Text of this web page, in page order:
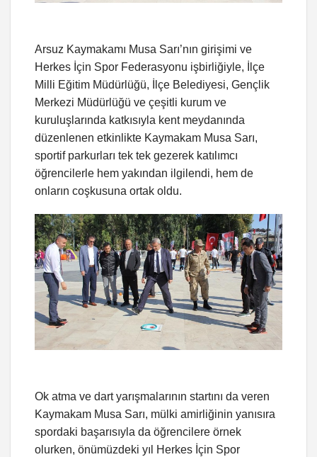
Arsuz Kaymakamı Musa Sarı’nın girişimi ve
Herkes İçin Spor Federasyonu işbirliğiyle, İlçe
Milli Eğitim Müdürlüğü, İlçe Belediyesi, Gençlik
Merkezi Müdürlüğü ve çeşitli kurum ve
kuruluşlarında katkısıyla kent meydanında
düzenlenen etkinlikte Kaymakam Musa Sarı,
sportif parkurları tek tek gezerek katılımcı
öğrencilerle hem yakından ilgilendi, hem de
onların coşkusuna ortak oldu.
Ok atma ve dart yarışmalarının startını da veren
Kaymakam Musa Sarı, mülki amirliğinin yanısıra
spordaki başarısıyla da öğrencilere örnek
olurken, önümüzdeki yıl Herkes İçin Spor